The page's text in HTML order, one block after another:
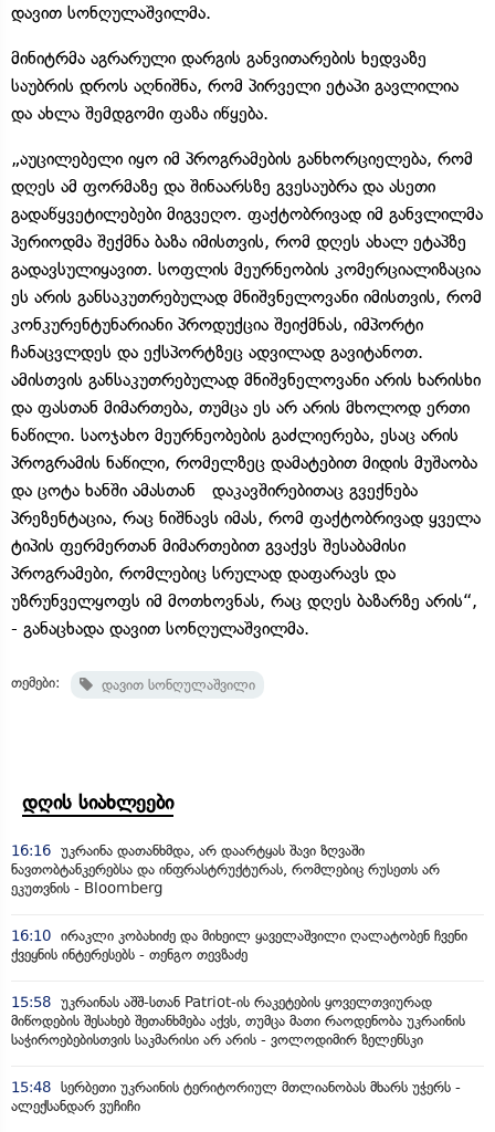
დავით სონღულაშვილმა.
მინიტრმა აგრარული დარგის განვითარების ხედვაზე
საუბრის დროს აღნიშნა, რომ პირველი ეტაპი გავლილია
და ახლა შემდგომი ფაზა იწყება.
„აუცილებელი იყო იმ პროგრამების განხორციელება, რომ
დღეს ამ ფორმაზე და შინაარსზე გვესაუბრა და ასეთი
გადაწყვეტილებები მიგვეღო. ფაქტობრივად იმ განვლილმა
პერიოდმა შექმნა ბაზა იმისთვის, რომ დღეს ახალ ეტაპზე
გადავსულიყავით. სოფლის მეურნეობის კომერციალიზაცია
ეს არის განსაკუთრებულად მნიშვნელოვანი იმისთვის, რომ
კონკურენტუნარიანი პროდუქცია შეიქმნას, იმპორტი
ჩანაცვლდეს და ექსპორტზეც ადვილად გავიტანოთ.
ამისთვის განსაკუთრებულად მნიშვნელოვანი არის ხარისხი
და ფასთან მიმართება, თუმცა ეს არ არის მხოლოდ ერთი
ნაწილი. საოჯახო მეურნეობების გაძლიერება, ესაც არის
პროგრამის ნაწილი, რომელზეც დამატებით მიდის მუშაობა
და ცოტა ხანში ამასთან დაკავშირებითაც გვექნება
პრეზენტაცია, რაც ნიშნავს იმას, რომ ფაქტობრივად ყველა
ტიპის ფერმერთან მიმართებით გვაქვს შესაბამისი
პროგრამები, რომლებიც სრულად დაფარავს და
უზრუნველყოფს იმ მოთხოვნას, რაც დღეს ბაზარზე არის“,
- განაცხადა დავით სონღულაშვილმა.
თემები: დავით სონღულაშვილი
დღის სიახლეები
16:16 უკრაინა დათანხმდა, არ დაარტყას შავი ზღვაში
ნავთობტანკერებსა და ინფრასტრუქტურას, რომლებიც რუსეთს არ
ეკუთვნის - Bloomberg
16:10 ირაკლი კობახიძე და მიხეილ ყაველაშვილი ღალატობენ ჩვენი
ქვეყნის ინტერესებს - თენგო თევზაძე
15:58 უკრაინას აშშ-სთან Patriot-ის რაკეტების ყოველთვიურად
მიწოდების შესახებ შეთანხმება აქვს, თუმცა მათი რაოდენობა უკრაინის
საჭიროებებისთვის საკმარისი არ არის - ვოლოდიმირ ზელენსკი
15:48 სერბეთი უკრაინის ტერიტორიულ მთლიანობას მხარს უჭერს -
ალექსანდარ ვუჩიჩი